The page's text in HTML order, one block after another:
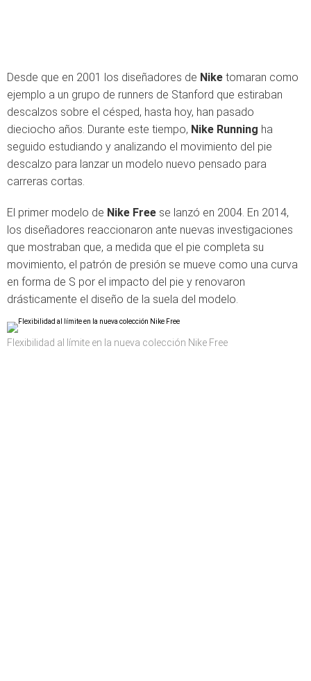
Desde que en 2001 los diseñadores de Nike tomaran como
ejemplo a un grupo de runners de Stanford que estiraban
descalzos sobre el césped, hasta hoy, han pasado
dieciocho años. Durante este tiempo, Nike Running ha
seguido estudiando y analizando el movimiento del pie
descalzo para lanzar un modelo nuevo pensado para
carreras cortas.
El primer modelo de Nike Free se lanzó en 2004. En 2014,
los diseñadores reaccionaron ante nuevas investigaciones
que mostraban que, a medida que el pie completa su
movimiento, el patrón de presión se mueve como una curva
en forma de S por el impacto del pie y renovaron
drásticamente el diseño de la suela del modelo.
Flexibilidad al límite en la nueva colección Nike Free